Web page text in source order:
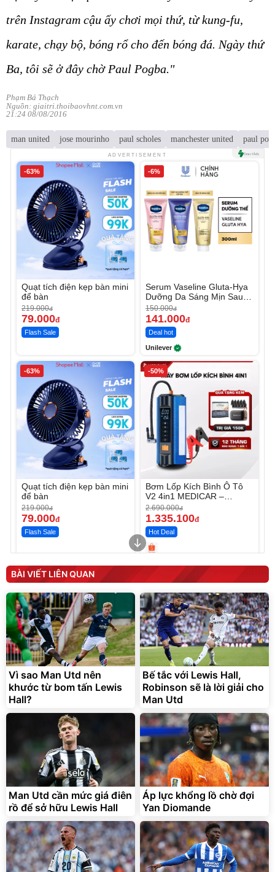
trên Instagram cậu ấy chơi mọi thứ, từ kung-fu,
karate, chạy bộ, bóng rổ cho đến bóng đá. Ngày thứ
Ba, tôi sẽ ở đây chờ Paul Pogba."
Phạm Bá Thạch
Nguồn: giaitri.thoibaovhnt.com.vn
21:24 08/08/2016
man united jose mourinho paul scholes manchester united paul
ADVERTISEMENT
-63%
Quạt tích điện kẹp bàn mini
để bàn
219.000đ
79.000đ
Flash Sale
-6%
Serum Vaseline Gluta-Hya
Dưỡng Da Sáng Mịn Sau 7
Ngày
150.000đ
141.000đ
Deal hot
Unilever
-63%
Quạt tích điện kẹp bàn mini
để bàn
219.000đ
79.000đ
Flash Sale
-50%
Bơm Lốp Kích Bình Ô Tô
V2 4in1 MEDICAR –
12.000mAh
2.690.000đ
1.335.100đ
Hot Deal
Máy ép chậm trái cây
Elmich JEE 1855OL
3.000.000đ
2.143.650đ
Flash Sale
Máy rửa xe cầm tay xịt rửa
cao áp có tạo bọt tuyết
399.000đ
Đã bán nhiều
Bạt phủ xe ô tô cao cấp,
tráng nhôm 03 lớp
392.000 đ
325.000đ
Đã bán nhiều
Xe đạp điện trợ lực G-
Force C14 gấp gọn bỏ cốp
tiện lợi
9.900.000 đ
7.092.000đ
Đang xem nhiều
G-FORCE VIETNA
BÀI VIẾT LIÊN QUAN
Vì sao Man Utd nên
khước từ bom tấn Lewis
Hall?
Bế tắc với Lewis Hall,
Robinson sẽ là lời giải cho
Man Utd
Man Utd cần mức giá điên
rồ để sở hữu Lewis Hall
Áp lực khổng lồ chờ đợi
Yan Diomande